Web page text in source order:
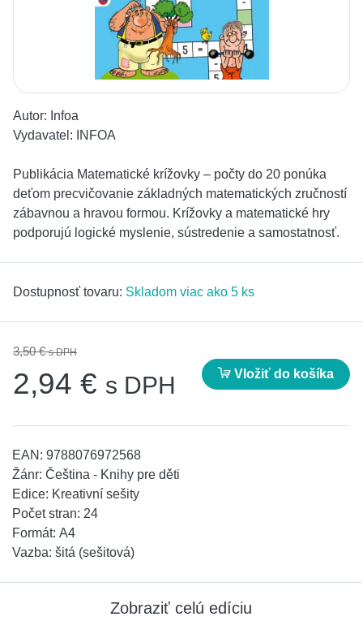
Autor: Infoa
Vydavatel:
INFOA
Publikácia Matematické krížovky – počty do 20 ponúka
deťom precvičovanie základných matematických zručností
zábavnou a hravou formou. Krížovky a matematické hry
podporujú logické myslenie, sústredenie a samostatnosť.
Dostupnosť tovaru: Skladom viac ako 5 ks
3,50 €s DPH
2,94 € s DPH Vložiť do košíka
EAN: 9788076972568
Žánr: Čeština - Knihy pre děti
Edice: Kreativní sešity
Počet stran: 24
Formát: A4
Vazba: šitá (sešitová)
Zobraziť celú edíciu